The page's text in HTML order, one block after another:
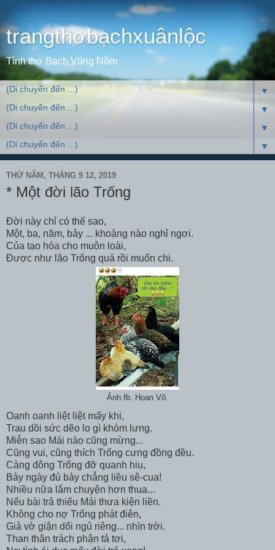
trangthơbạchxuânlộc
Tình thơ Bạch Vũng Nồm
▼
▼
▼
▼
THỨ NĂM, THÁNG 9 12, 2019
* Một đời lão Trống
Đời này chỉ có thế sao,
Một, ba, năm, bảy ... khoảng nào nghỉ ngơi.
Của tạo hóa cho muôn loài,
Được như lão Trống quá rồi muốn chi.
Ảnh fb. Hoan Võ.
Oanh oanh liệt liệt mấy khi,
Trau dồi sức dẽo lo gì khòm lưng.
Miễn sao Mái nào cũng mừng...
Cũng vui, cũng thích Trống cưng đồng đều.
Càng đông Trống đỡ quanh hiu,
Bảy ngày đủ bảy chẳng liều sê-cua!
Nhiều nữa lắm chuyện hơn thua...
Nếu bài trả thiếu Mái thưa kiện liền.
Không cho nợ Trống phát điên,
Giả vờ giận dổi ngủ riêng... nhìn trời.
Than thân trách phận tả tơi,